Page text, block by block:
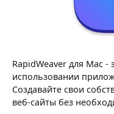
RapidWeaver для Mac
использовании
Создавайте свои
веб-сайты без